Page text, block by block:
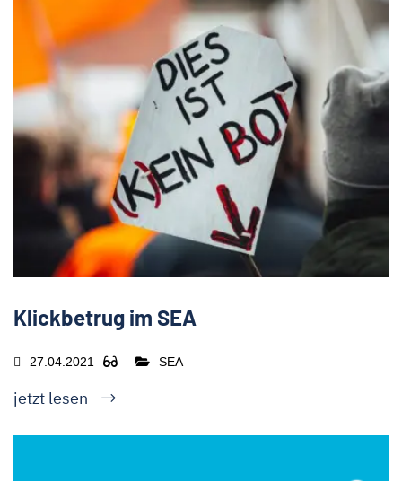
Klickbetrug im SEA
27.04.2021 SEA
jetzt lesen